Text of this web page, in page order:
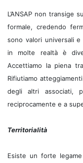
L’ANSAP non transige
formale, credendo
sono valori universali
in molte realtà è
Accettiamo la piena
Rifiutiamo
degli altri associati,
reciprocamente e a
Territorialità
Esiste un forte